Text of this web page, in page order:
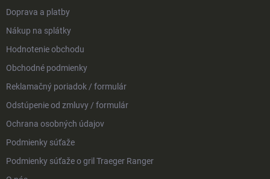
Doprava a platby
Nákup na splátky
Hodnotenie obchodu
Obchodné podmienky
Reklamačný poriadok / formulár
Odstúpenie od zmluvy / formulár
Ochrana osobných údajov
Podmienky súťaže
Podmienky súťaže o gril Traeger Ranger